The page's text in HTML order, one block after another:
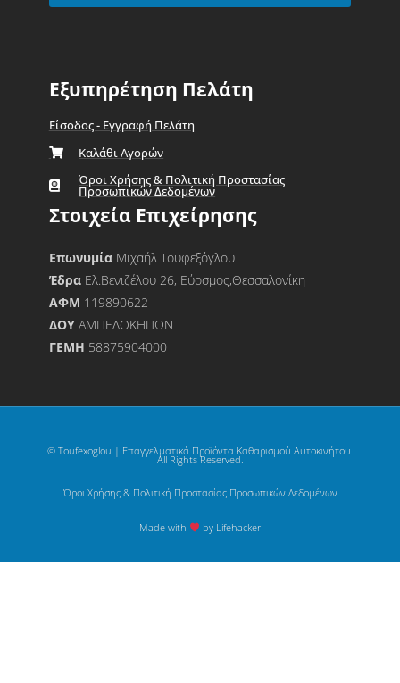
Εξυπηρέτηση Πελάτη
Είσοδος - Εγγραφή Πελάτη
Καλάθι Αγορών
Όροι Χρήσης & Πολιτική Προστασίας
Προσωπικών Δεδομένων
Στοιχεία Επιχείρησης
Επωνυμία Μιχαήλ Τουφεξόγλου
Έδρα Ελ.Βενιζέλου 26, Εύοσμος,Θεσσαλονίκη
ΑΦΜ 119890622
ΔΟΥΑΜΠΕΛΟΚΗΠΩΝ
ΓΕΜΗ 58875904000
© Toufexoglou | Επαγγελματικά Προϊόντα Καθαρισμού Αυτοκινήτου.
All Rights Reserved.
Όροι Χρήσης & Πολιτική Προστασίας Προσωπικών Δεδομένων
Made with by Lifehacker